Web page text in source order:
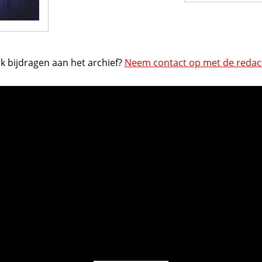
bijdragen aan het archief? Neem contact op met de